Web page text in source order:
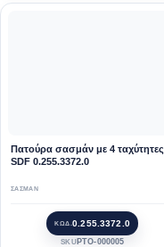
Πατούρα σασμάν με 4 ταχύτητες
SDF 0.255.3372.0
ΣΑΣΜΑΝ
ΚΩΔ.0.255.3372.0
SKU PTO-000005